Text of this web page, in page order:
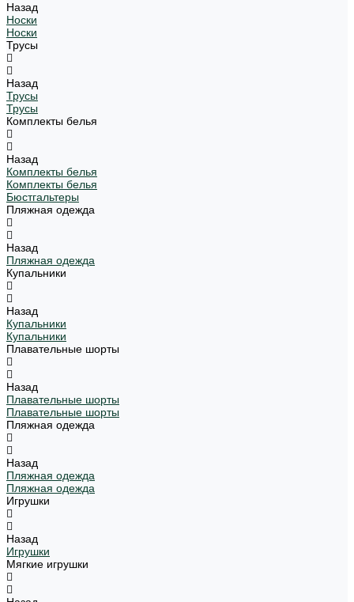
Назад
Носки
Носки
Трусы
Назад
Трусы
Трусы
Комплекты белья
Назад
Комплекты белья
Комплекты белья
Бюстгальтеры
Пляжная одежда
Назад
Пляжная одежда
Купальники
Назад
Купальники
Купальники
Плавательные шорты
Назад
Плавательные шорты
Плавательные шорты
Пляжная одежда
Назад
Пляжная одежда
Пляжная одежда
Игрушки
Назад
Игрушки
Мягкие игрушки